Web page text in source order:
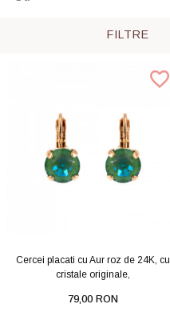
FILTRE
Cercei placati cu Aur roz de 24K, cu
cristale originale,
79,00 RON